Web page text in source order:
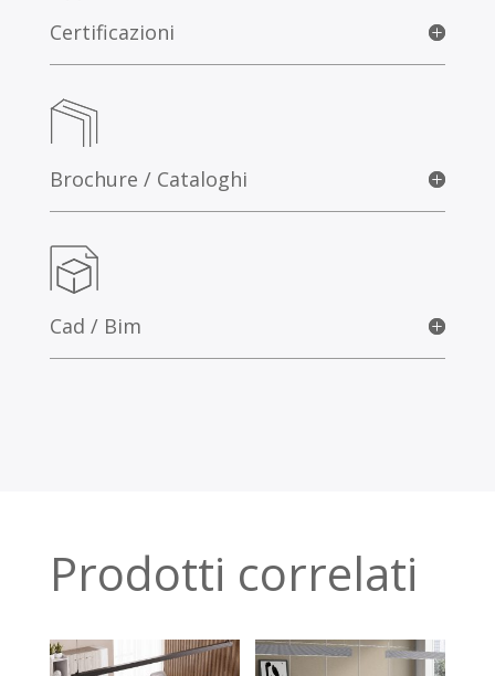
Certificazioni
Brochure / Cataloghi
Cad / Bim
Prodotti correlati